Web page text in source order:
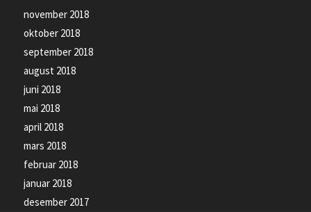
november 2018
oktober 2018
september 2018
august 2018
juni 2018
mai 2018
april 2018
mars 2018
februar 2018
januar 2018
desember 2017